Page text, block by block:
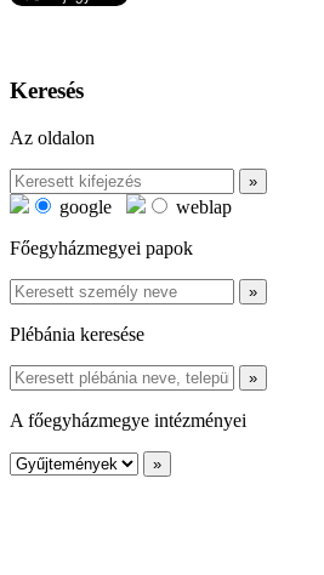
Keresés
Az oldalon
google
weblap
Főegyházmegyei papok
Plébánia keresése
A főegyházmegye intézményei